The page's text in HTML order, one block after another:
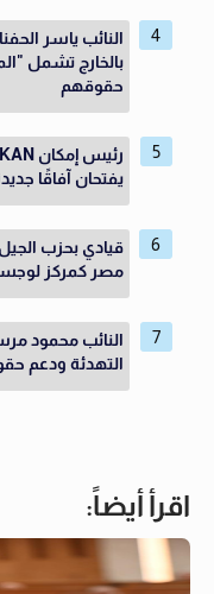
النائب ياسر
بالخارج تشمل
حقوقهم
يفتحان آفاقًا
قيادي بحزب
مصر كمركز
النائب محمود
التهدئة ودعم
اقرأ أيضاً: